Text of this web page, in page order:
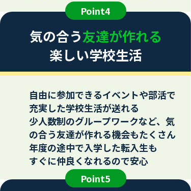
Point4
気の合う友達が作れる
楽しい学校生活
自由に参加できるイベントや部活で
充実した学校生活が送れる
少人数制のグループワークなど、気
の合う友達が作れる機会もたくさん
年度の途中で入学した転入生も
すぐに仲良くなれるので安心
Point5